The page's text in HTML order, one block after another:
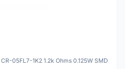
05FL7-1K2 1.2k Ohms 0.125W SMD